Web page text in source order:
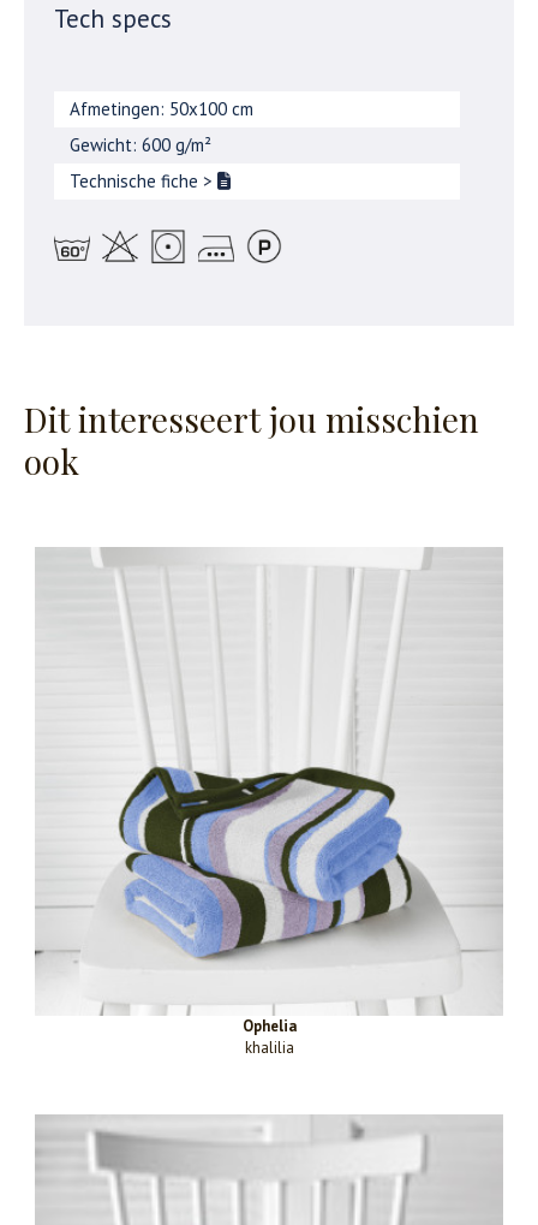
Tech specs
Afmetingen: 50x100 cm
Gewicht: 600 g/m²
Technische fiche >
Dit interesseert jou misschien
ook
Ophelia
khalilia